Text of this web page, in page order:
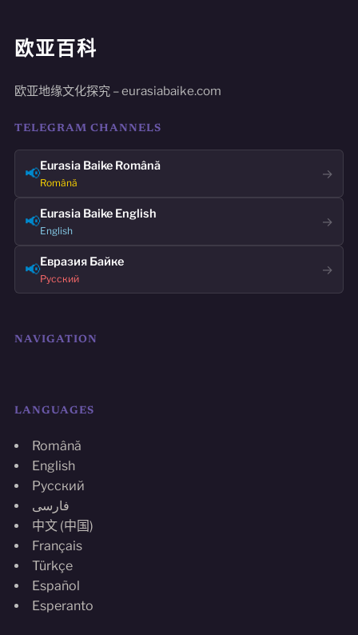
欧亚百科
欧亚地缘文化探究 – eurasiabaike.com
TELEGRAM CHANNELS
📢Eurasia Baike Română
Română
→
📢Eurasia Baike English
English
→
📢Евразия Байке
Русский
→
NAVIGATION
LANGUAGES
Română
English
Русский
فارسی
中文 (中国)
Français
Türkçe
Español
Esperanto